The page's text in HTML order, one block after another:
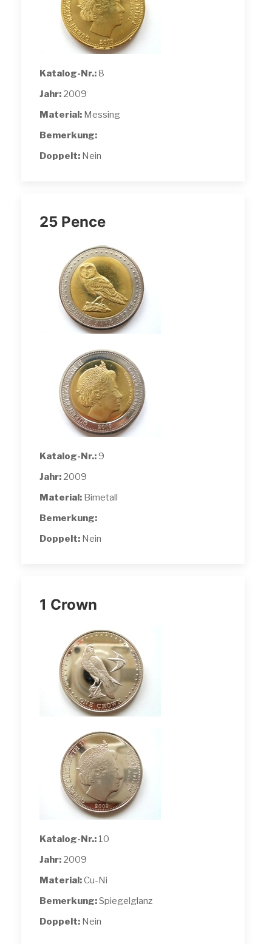
Katalog-Nr.:8
Jahr: 2009
Material: Messing
Bemerkung:
Doppelt: Nein
25 Pence
Katalog-Nr.:9
Jahr: 2009
Material: Bimetall
Bemerkung:
Doppelt: Nein
1 Crown
Katalog-Nr.: 10
Jahr: 2009
Material:Cu-Ni
Bemerkung:Spiegelglanz
Doppelt: Nein